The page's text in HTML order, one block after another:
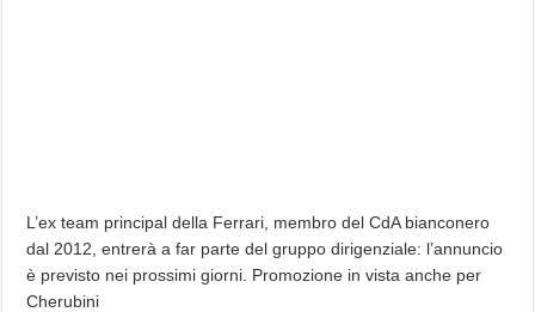
L’ex team principal della Ferrari, membro del CdA bianconero
dal 2012, entrerà a far parte del gruppo dirigenziale: l’annuncio
è previsto nei prossimi giorni. Promozione in vista anche per
Cherubini